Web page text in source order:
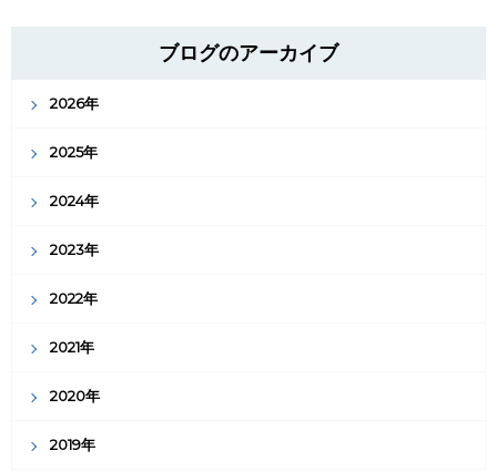
ブログのアーカイブ
2026年
2025年
2024年
2023年
2022年
2021年
2020年
2019年